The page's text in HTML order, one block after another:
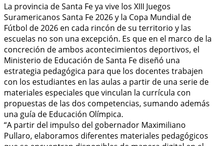
La provincia de Santa Fe ya vive los XIII Juegos
Suramericanos Santa Fe 2026 y la Copa Mundial de
Fútbol de 2026 en cada rincón de su territorio y las
escuelas no son una excepción. Es que en el marco de la
concreción de ambos acontecimientos deportivos, el
Ministerio de Educación de Santa Fe diseñó una
estrategia pedagógica para que los docentes trabajen
con los estudiantes en las aulas a partir de una serie de
materiales especiales que vinculan la currícula con
propuestas de las dos competencias, sumando además
una guía de Educación Olímpica.
“A partir del impulso del gobernador Maximiliano
Pullaro, elaboramos diferentes materiales pedagógicos